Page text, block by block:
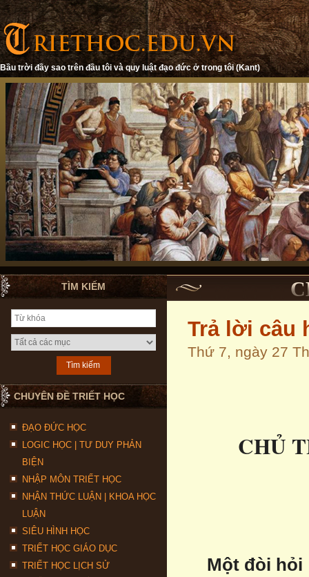
Bầu trời đầy sao trên đầu tôi và quy luật đạo đức ở trong tôi (Kant)
TÌM KIẾM
CHUYÊN ĐỀ TRIẾT HỌC
ĐẠO ĐỨC HỌC
LOGIC HỌC | TƯ DUY PHẢN
BIỆN
NHẬP MÔN TRIẾT HỌC
NHẬN THỨC LUẬN | KHOA HỌC
LUẬN
SIÊU HÌNH HỌC
TRIẾT HỌC GIÁO DỤC
TRIẾT HỌC LỊCH SỬ
Trả lời câu
Thứ 7, ngày 27
CHỦ
Một đòi hỏi